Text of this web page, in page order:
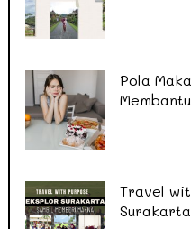
Pola
Travel